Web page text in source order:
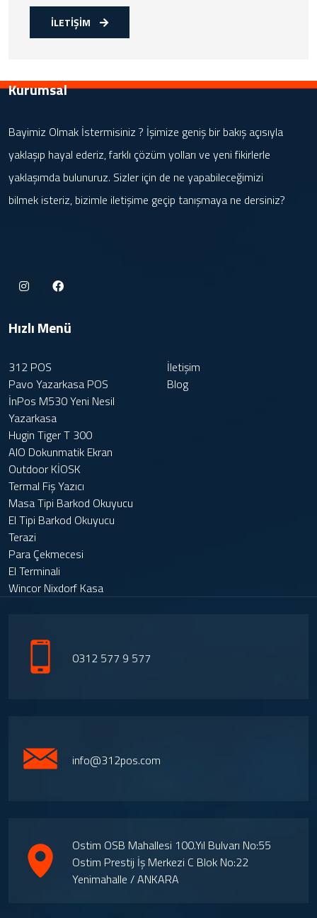
İLETİŞİM
Kurumsal
Bayimiz Olmak İstermisiniz ? İşimize geniş bir bakış açısıyla
yaklaşıp hayal ederiz, farklı çözüm yolları ve yeni fikirlerle
yaklaşımda bulunuruz. Sizler için de ne yapabileceğimizi
bilmek isteriz, bizimle iletişime geçip tanışmaya ne dersiniz?
Hızlı Menü
312 POS
Pavo Yazarkasa POS
İnPos M530 Yeni Nesil
Yazarkasa
Hugin Tiger T 300
AIO Dokunmatik Ekran
Outdoor KİOSK
Termal Fiş Yazıcı
Masa Tipi Barkod Okuyucu
El Tipi Barkod Okuyucu
Terazi
Para Çekmecesi
El Terminali
Wincor Nixdorf Kasa
İletişim
Blog
0312 577 9 577
info@312pos.com
Ostim OSB Mahallesi 100.Yıl Bulvarı No:55
Ostim Prestij İş Merkezi C Blok No:22
Yenimahalle / ANKARA